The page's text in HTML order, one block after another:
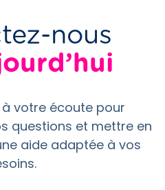
nous
votre écoute pour
questions et mettre en
aide adaptée à vos